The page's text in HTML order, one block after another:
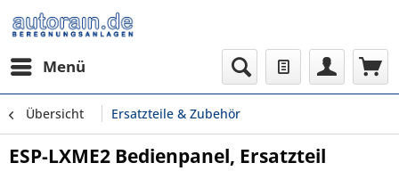
Menü
Übersicht Ersatzteile & Zubehör
ESP-LXME2 Bedienpanel, Ersatzteil